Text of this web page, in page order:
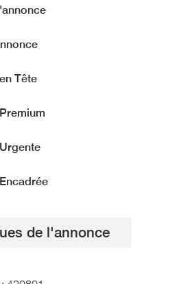
Tête
de l'annonce